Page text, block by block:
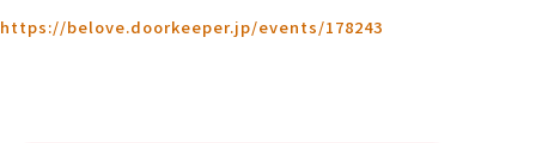
https://belove.doorkeeper.jp/events/178243